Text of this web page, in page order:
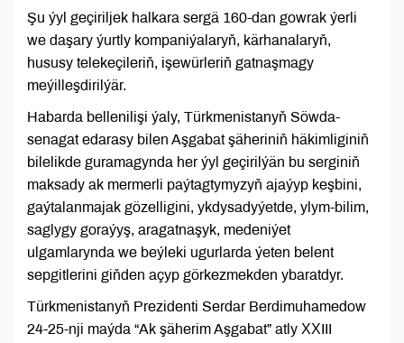
Şu ýyl geçiriljek halkara sergä 160-dan gowrak ýerli
we daşary ýurtly kompaniýalaryň, kärhanalaryň,
hususy telekeçileriň, işewürleriň gatnaşmagy
meýilleşdirilýär.
Habarda bellenilişi ýaly, Türkmenistanyň Söwda-
senagat edarasy bilen Aşgabat şäheriniň häkimliginiň
bilelikde guramagynda her ýyl geçirilýän bu serginiň
maksady ak mermerli paýtagtymyzyň ajaýyp keşbini,
gaýtalanmajak gözelligini, ykdysadyýetde, ylym-bilim,
saglygy goraýyş, aragatnaşyk, medeniýet
ulgamlarynda we beýleki ugurlarda ýeten belent
sepgitlerini giňden açyp görkezmekden ybaratdyr.
Türkmenistanyň Prezidenti Serdar Berdimuhamedow
24-25-nji maýda “Ak şäherim Aşgabat” atly ХХIII